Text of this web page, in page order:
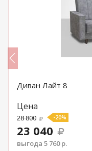
Диван Лайт 8
Цена
28 800 -20%
23 040
выгода 5 760 р.